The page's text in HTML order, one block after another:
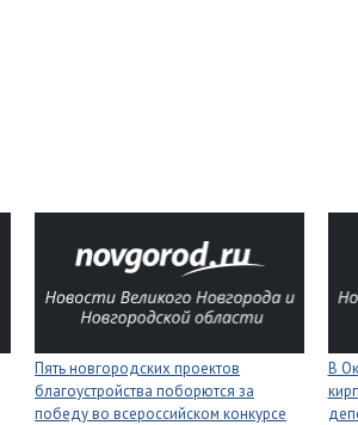
Пять новгородских проектов
благоустройства поборются за
победу во всероссийском конкурсе
В